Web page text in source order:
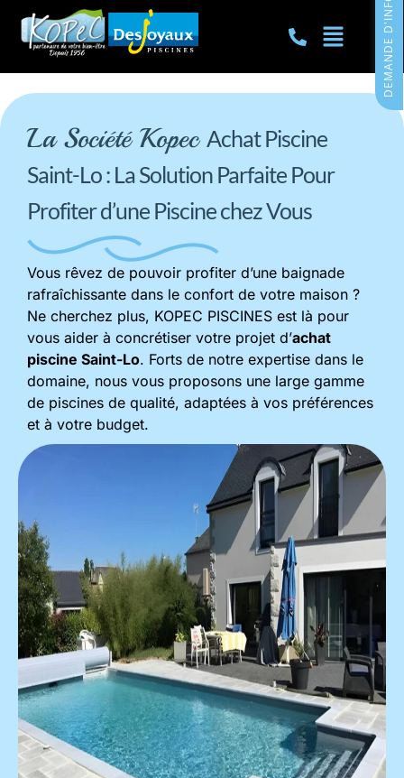
La Société Kopec Achat Piscine
Saint-Lo : La Solution Parfaite Pour
Profiter d’une Piscine chez Vous
Vous rêvez de pouvoir profiter d’une baignade
rafraîchissante dans le confort de votre maison ?
Ne cherchez plus, KOPEC PISCINES est là pour
vous aider à concrétiser votre projet d’achat
piscine Saint-Lo. Forts de notre expertise dans le
domaine, nous vous proposons une large gamme
de piscines de qualité, adaptées à vos préférences
et à votre budget.